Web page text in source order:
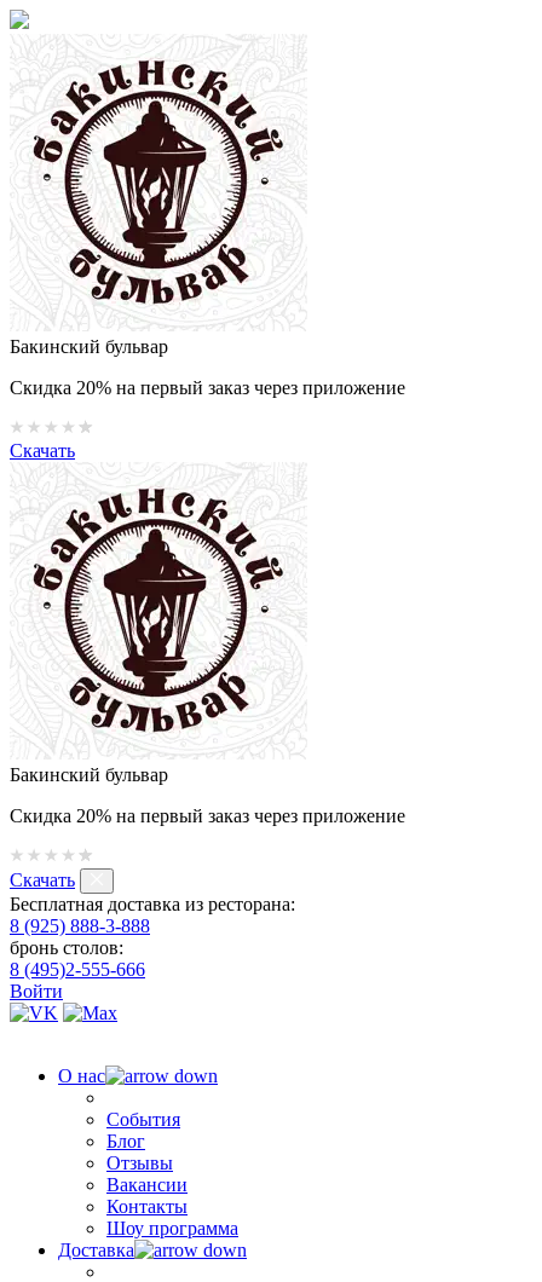
Бакинский бульвар
Скидка 20% на первый заказ через приложение
Скачать
Бакинский бульвар
Скидка 20% на первый заказ через приложение
Скачать
Бесплатная доставка из ресторана:
8 (925) 888-3-888
бронь столов:
8 (495)2-555-666
Войти
О нас
События
Блог
Отзывы
Вакансии
Контакты
Шоу программа
Доставка